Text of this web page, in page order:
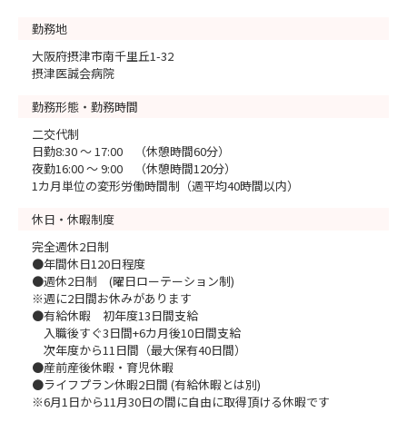
勤務地
大阪府摂津市南千里丘1-32
摂津医誠会病院
勤務形態・勤務時間
二交代制
日勤8:30 ～ 17:00 （休憩時間60分）
夜勤16:00 ～ 9:00 （休憩時間120分）
1カ月単位の変形労働時間制（週平均40時間以内）
休日・休暇制度
完全週休2日制
●年間休日120日程度
●週休2日制 (曜日ローテーション制)
※週に2日間お休みがあります
●有給休暇 初年度13日間支給
入職後すぐ3日間+6カ月後10日間支給
次年度から11日間（最大保有40日間）
●産前産後休暇・育児休暇
●ライフプラン休暇2日間 (有給休暇とは別)
※6月1日から11月30日の間に自由に取得頂ける休暇です